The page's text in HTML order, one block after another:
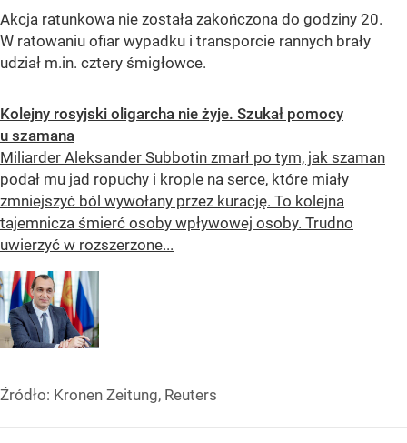
Akcja ratunkowa nie została zakończona do godziny 20.
W ratowaniu ofiar wypadku i transporcie rannych brały
udział m.in. cztery śmigłowce.
Kolejny rosyjski oligarcha nie żyje. Szukał pomocy
u szamana
Miliarder Aleksander Subbotin zmarł po tym, jak szaman
podał mu jad ropuchy i krople na serce, które miały
zmniejszyć ból wywołany przez kurację. To kolejna
tajemnicza śmierć osoby wpływowej osoby. Trudno
uwierzyć w rozszerzone...
Źródło: Kronen Zeitung, Reuters